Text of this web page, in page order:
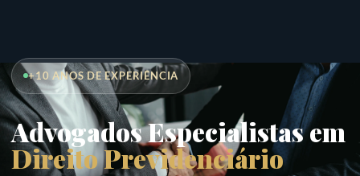
+10 ANOS DE EXPERIÊNCIA
Advogados Especialistas em
Direito Previdenciário